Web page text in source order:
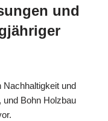
und
Nachhaltigkeit und
Bohn Holzbau